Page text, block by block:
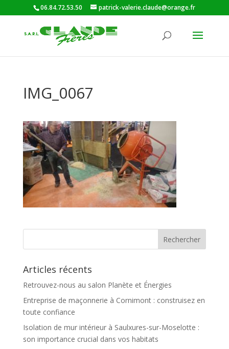
06.84.72.53.50 patrick-valerie.claude@orange.fr
IMG_0067
Articles récents
Retrouvez-nous au salon Planète et Énergies
Entreprise de maçonnerie à Cornimont : construisez en
toute confiance
Isolation de mur intérieur à Saulxures-sur-Moselotte :
son importance crucial dans vos habitats